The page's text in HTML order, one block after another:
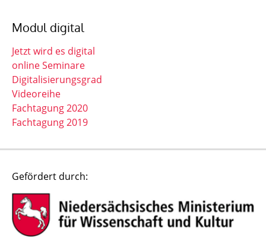
Modul digital
Jetzt wird es digital
online Seminare
Digitalisierungsgrad
Videoreihe
Fachtagung 2020
Fachtagung 2019
Gefördert durch: